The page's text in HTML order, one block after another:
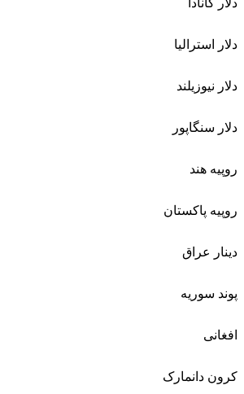
دلار استرالیا
دلار نیوزیلند
دلار سنگاپور
روپیه هند
روپیه پاکستان
دینار عراق
پوند سوریه
افغانی
کرون دانمارک